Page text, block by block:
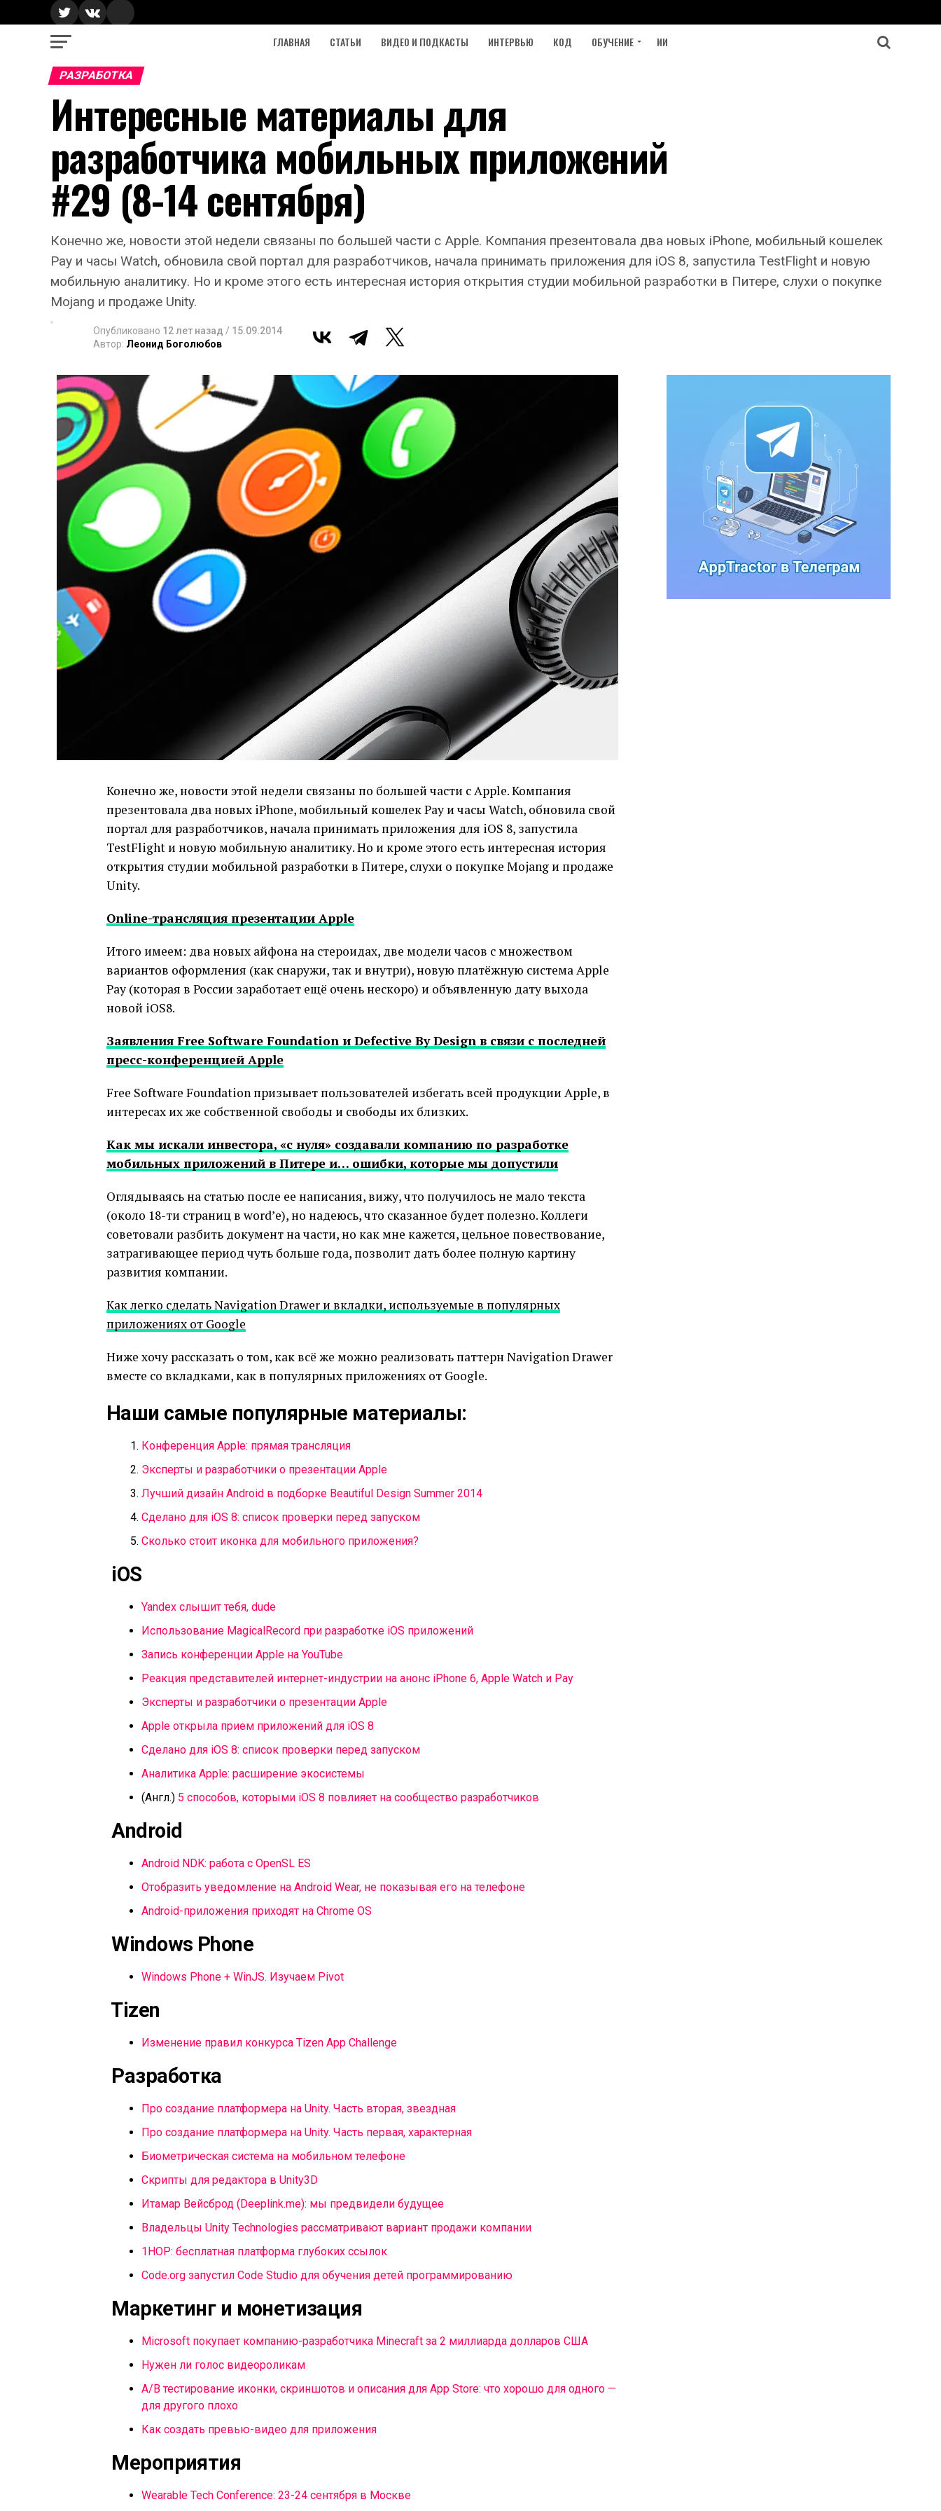
ГЛАВНАЯ СТАТЬИ ВИДЕО И ПОДКАСТЫ ИНТЕРВЬЮ КОД ОБУЧЕНИЕ ИИ
РАЗРАБОТКА
Интересные материалы для
разработчика мобильных приложений
#29 (8-14 сентября)
Конечно же, новости этой недели связаны по большей части с Apple. Компания презентовала два новых iPhone, мобильный кошелек
Pay и часы Watch, обновила свой портал для разработчиков, начала принимать приложения для iOS 8, запустила TestFlight и новую
мобильную аналитику. Но и кроме этого есть интересная история открытия студии мобильной разработки в Питере, слухи о покупке
Mojang и продаже Unity.
Опубликовано 12 лет назад / 15.09.2014
Автор: Леонид Боголюбов
Конечно же, новости этой недели связаны по большей части с Apple. Компания
презентовала два новых iPhone, мобильный кошелек Pay и часы Watch, обновила свой
портал для разработчиков, начала принимать приложения для iOS 8, запустила
TestFlight и новую мобильную аналитику. Но и кроме этого есть интересная история
открытия студии мобильной разработки в Питере, слухи о покупке Mojang и продаже
Unity.
Online-трансляция презентации Apple
Итого имеем: два новых айфона на стероидах, две модели часов с множеством
вариантов оформления (как снаружи, так и внутри), новую платёжную система Apple
Pay (которая в России заработает ещё очень нескоро) и объявленную дату выхода
новой iOS8.
Заявления Free Software Foundation и Defective By Design в связи с последней
пресс-конференцией Apple
Free Software Foundation призывает пользователей избегать всей продукции Apple, в
интересах их же собственной свободы и свободы их близких.
Как мы искали инвестора, «с нуля» создавали компанию по разработке
мобильных приложений в Питере и… ошибки, которые мы допустили
Оглядываясь на статью после ее написания, вижу, что получилось не мало текста
(около 18-ти страниц в word’е), но надеюсь, что сказанное будет полезно. Коллеги
советовали разбить документ на части, но как мне кажется, цельное повествование,
затрагивающее период чуть больше года, позволит дать более полную картину
развития компании.
Как легко сделать Navigation Drawer и вкладки, используемые в популярных
приложениях от Google
Ниже хочу рассказать о том, как всё же можно реализовать паттерн Navigation Drawer
вместе со вкладками, как в популярных приложениях от Google.
Наши самые популярные материалы:
Конференция Apple: прямая трансляция
Эксперты и разработчики о презентации Apple
Лучший дизайн Android в подборке Beautiful Design Summer 2014
Сделано для iOS 8: список проверки перед запуском
Сколько стоит иконка для мобильного приложения?
iOS
Yandex слышит тебя, dude
Использование MagicalRecord при разработке iOS приложений
Запись конференции Apple на YouTube
Реакция представителей интернет-индустрии на анонс iPhone 6, Apple Watch и Pay
Эксперты и разработчики о презентации Apple
Apple открыла прием приложений для iOS 8
Сделано для iOS 8: список проверки перед запуском
Аналитика Apple: расширение экосистемы
(Англ.) 5 способов, которыми iOS 8 повлияет на сообщество разработчиков
Android
Android NDK: работа с OpenSL ES
Отобразить уведомление на Android Wear, не показывая его на телефоне
Android-приложения приходят на Chrome OS
Windows Phone
Windows Phone + WinJS. Изучаем Pivot
Tizen
Изменение правил конкурса Tizen App Challenge
Разработка
Про создание платформера на Unity. Часть вторая, звездная
Про создание платформера на Unity. Часть первая, характерная
Биометрическая система на мобильном телефоне
Скрипты для редактора в Unity3D
Итамар Вейсброд (Deeplink.me): мы предвидели будущее
Владельцы Unity Technologies рассматривают вариант продажи компании
1HOP: бесплатная платформа глубоких ссылок
Code.org запустил Code Studio для обучения детей программированию
Маркетинг и монетизация
Microsoft покупает компанию-разработчика Minecraft за 2 миллиарда долларов США
Нужен ли голос видеороликам
А/B тестирование иконки, скриншотов и описания для App Store: что хорошо для одного —
для другого плохо
Как создать превью-видео для приложения
Мероприятия
Wearable Tech Conference: 23-24 сентября в Москве